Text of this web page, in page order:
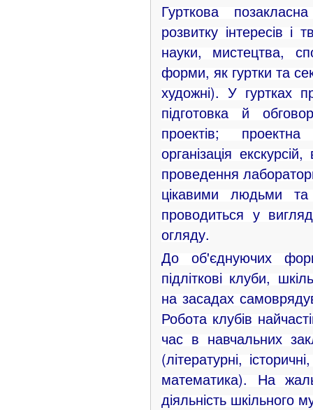
Гурткова
розвитку інтересів і
науки, мистецтва,
форми, як гуртки та
художні). У гуртках
підготовка й
проектів;
організація
проведення
цікавими людьми
проводиться у
огляду.
До об'єднуючих
підліткові клуби,
на засадах
Робота клубів
час в навчальних
(літературні,
математика). На
діяльність шкільного